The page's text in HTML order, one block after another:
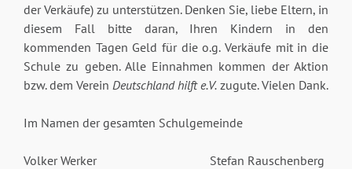
der Verkäufe) zu unterstützen. Denken Sie, liebe Eltern, in
diesem Fall bitte daran, Ihren Kindern in den
kommenden Tagen Geld für die o.g. Verkäufe mit in die
Schule zu geben. Alle Einnahmen kommen der Aktion
bzw. dem Verein Deutschland hilft e.V.zugute. Vielen Dank.
Im Namen der gesamten Schulgemeinde
Volker Werker Stefan Rauschenberg